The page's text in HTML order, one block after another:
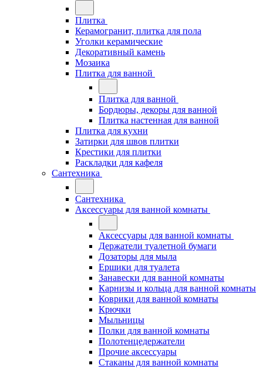
Плитка
Керамогранит, плитка для пола
Уголки керамические
Декоративный камень
Мозаика
Плитка для ванной
Плитка для ванной
Бордюры, декоры для ванной
Плитка настенная для ванной
Плитка для кухни
Затирки для швов плитки
Крестики для плитки
Раскладки для кафеля
Сантехника
Сантехника
Аксессуары для ванной комнаты
Аксессуары для ванной комнаты
Держатели туалетной бумаги
Дозаторы для мыла
Ершики для туалета
Занавески для ванной комнаты
Карнизы и кольца для ванной комнаты
Коврики для ванной комнаты
Крючки
Мыльницы
Полки для ванной комнаты
Полотенцедержатели
Прочие аксессуары
Стаканы для ванной комнаты